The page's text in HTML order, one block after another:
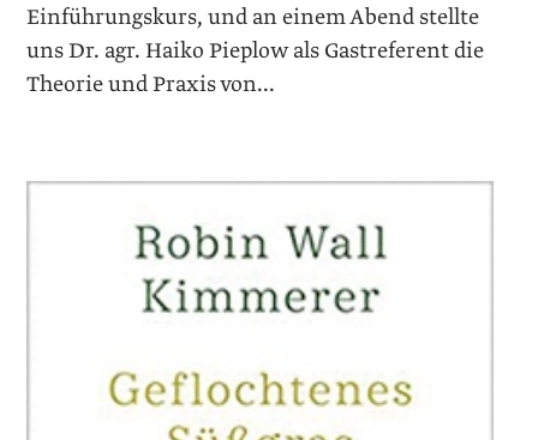
Einführungskurs, und an einem Abend stellte
uns Dr. agr. Haiko Pieplow als Gastreferent die
Theorie und Praxis von...